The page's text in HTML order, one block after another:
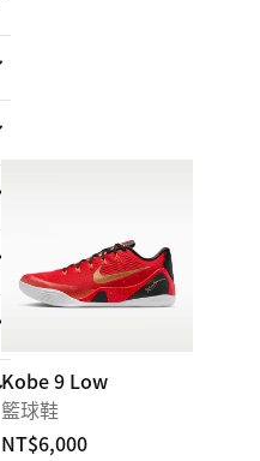
Kobe 9 Low
籃球鞋
NT$6,000